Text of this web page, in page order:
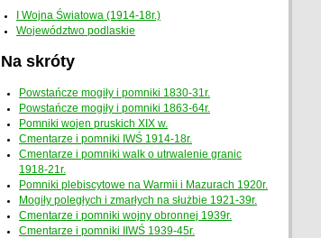
I Wojna Światowa (1914-18r.)
Województwo podlaskie
Na skróty
Powstańcze mogiły i pomniki 1830-31r.
Powstańcze mogiły i pomniki 1863-64r.
Pomniki wojen pruskich XIX w.
Cmentarze i pomniki IWŚ 1914-18r.
Cmentarze i pomniki walk o utrwalenie granic
1918-21r.
Pomniki plebiscytowe na Warmii i Mazurach 1920r.
Mogiły poległych i zmarłych na służbie 1921-39r.
Cmentarze i pomniki wojny obronnej 1939r.
Cmentarze i pomniki IIWŚ 1939-45r.